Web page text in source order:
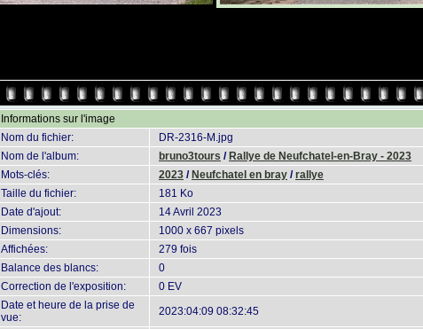
Informations sur l'image
Nom du fichier:
DR-2316-M.jpg
Nom de l'album:
bruno3tours / Rallye de Neufchatel-en-Bray - 2023
Mots-clés:
2023 / Neufchatel en bray /rallye
Taille du fichier:
181 Ko
Date d'ajout:
14 Avril 2023
Dimensions:
1000 x 667 pixels
Affichées:
279 fois
Balance des blancs:
0
Correction de l'exposition:
0 EV
Date et heure de la prise de
vue:
2023:04:09 08:32:45